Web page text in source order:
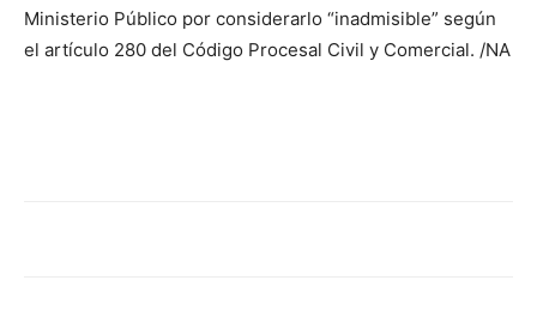
Ministerio Público por considerarlo “inadmisible” según
el artículo 280 del Código Procesal Civil y Comercial. /NA